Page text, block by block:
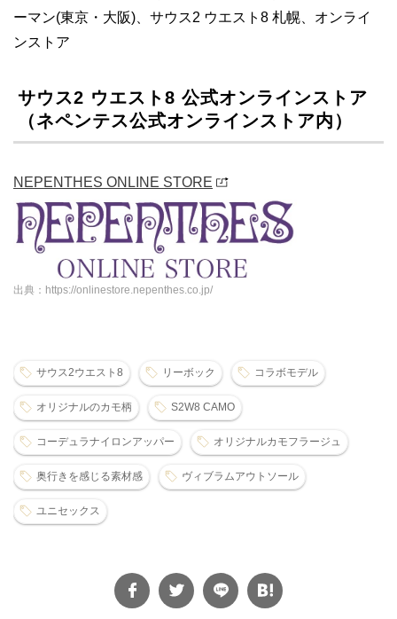
ーマン(東京・大阪)、サウス2 ウエスト8 札幌、オンライ
ンストア
サウス2 ウエスト8 公式オンラインストア
（ネペンテス公式オンラインストア内）
NEPENTHES ONLINE STORE
出典：https://onlinestore.nepenthes.co.jp/
サウス2ウエスト8 リーボック コラボモデル
オリジナルのカモ柄 S2W8 CAMO
コーデュラナイロンアッパー オリジナルカモフラージュ
奥行きを感じる素材感 ヴィブラムアウトソール
ユニセックス